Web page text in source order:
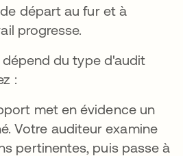
départ au fur et à
progresse.
du type d'audit
:
met en évidence un
Votre auditeur examine
pertinentes, puis passe à